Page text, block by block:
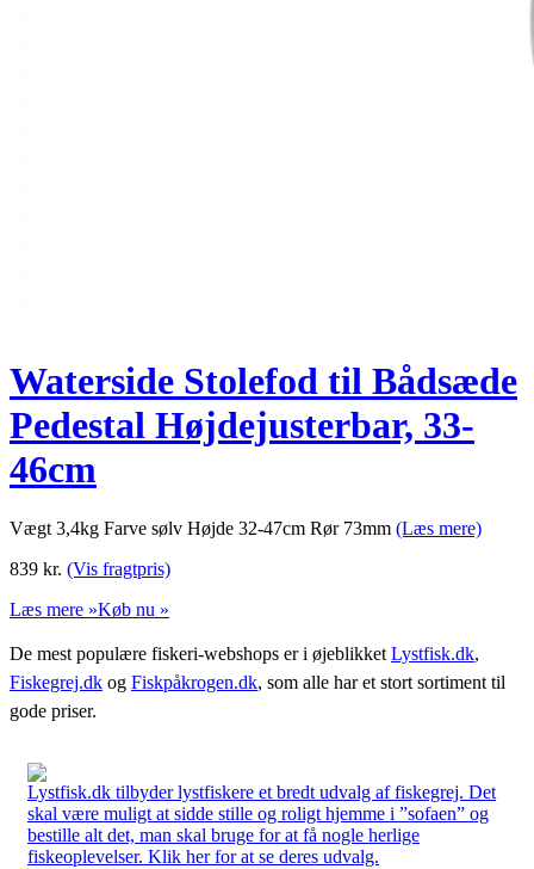
Waterside Stolefod til Bådsæde
Pedestal Højdejusterbar, 33-
46cm
Vægt 3,4kg Farve sølv Højde 32-47cm Rør 73mm (Læs mere)
839 kr. (Vis fragtpris)
Læs mere »Køb nu »
De mest populære fiskeri-webshops er i øjeblikket Lystfisk.dk,
Fiskegrej.dk og Fiskpåkrogen.dk, som alle har et stort sortiment til
gode priser.
Lystfisk.dk tilbyder lystfiskere et bredt udvalg af fiskegrej. Det
skal være muligt at sidde stille og roligt hjemme i ”sofaen” og
bestille alt det, man skal bruge for at få nogle herlige
fiskeoplevelser. Klik her for at se deres udvalg.